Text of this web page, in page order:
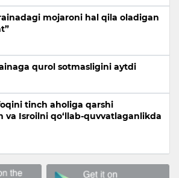
mojaroni hal qila oladigan
qurol sotmasligini aytdi
tinch aholiga qarshi
va Isroilni qo‘llab-quvvatlaganlikda